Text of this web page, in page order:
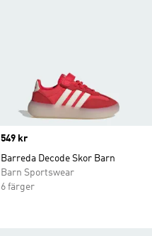
Price
549 kr
Barreda Decode Skor Barn
Barn Sportswear
6 färger